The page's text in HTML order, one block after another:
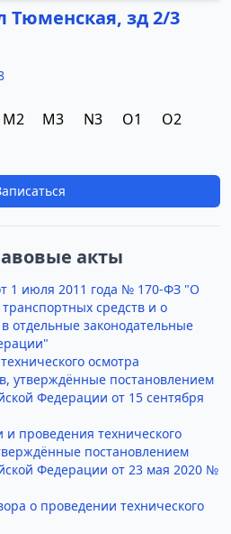
Тюменская, зд 2/3
M2 M3 N3 O1
O2
акты
1 июля 2011 года № 170-ФЗ "О
средств и о
отдельные законодательные
осмотра
утверждённые постановлением
Федерации от 15 сентября
проведения технического
постановлением
Федерации от 23 мая 2020 №
о проведении технического